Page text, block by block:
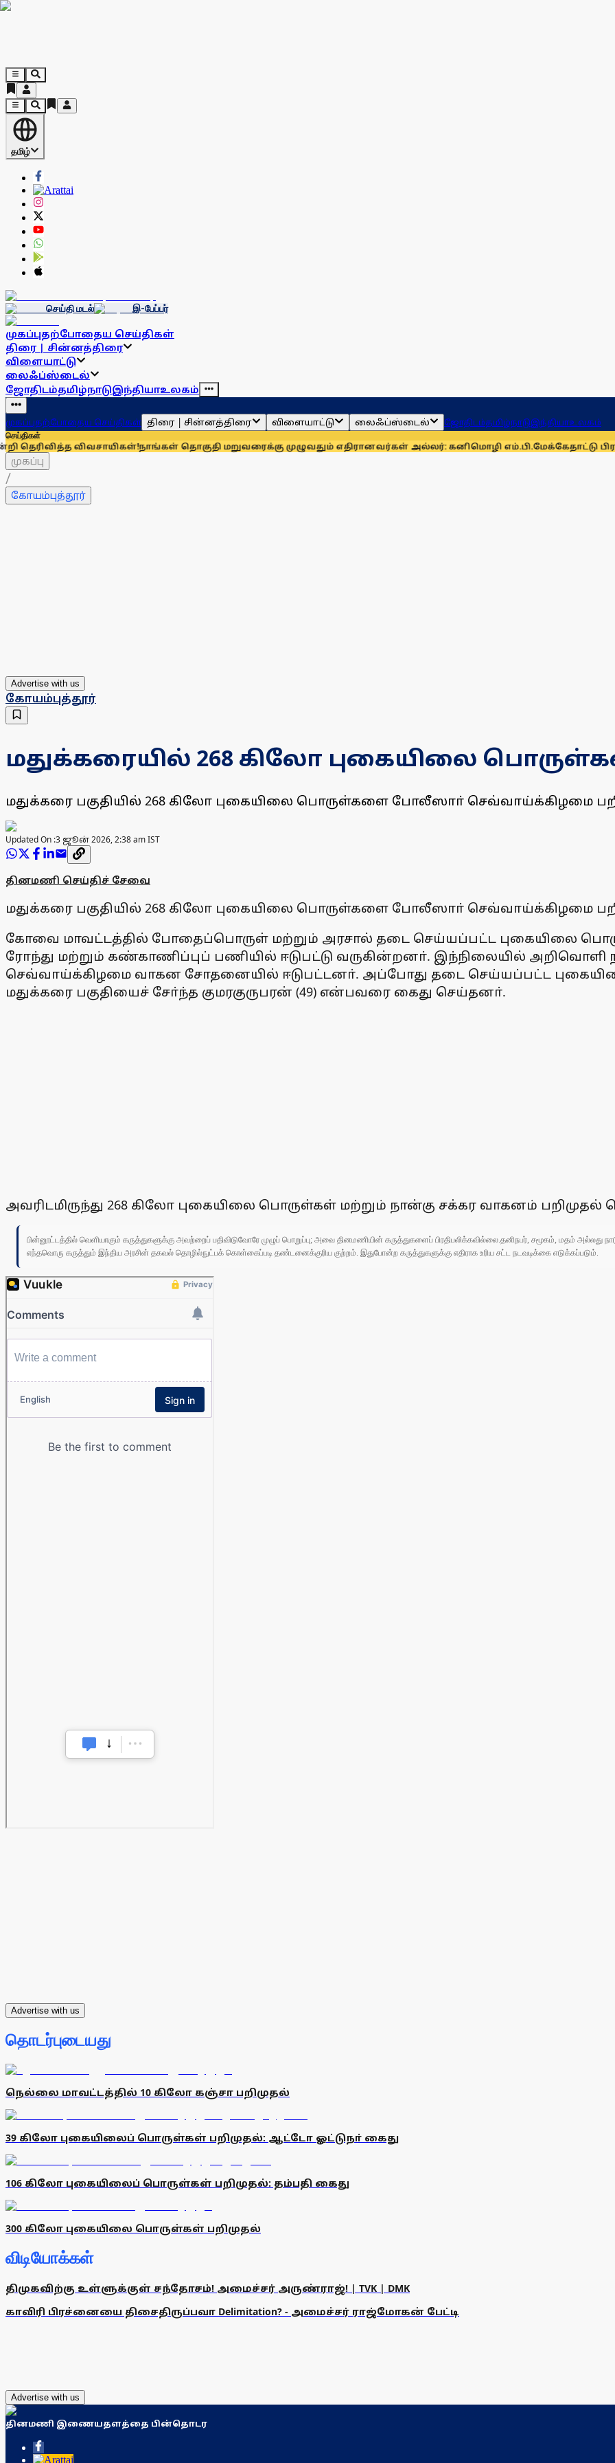
தமிழ்
செய்தி மடல் இ-பேப்பர்
முகப்புதற்போதைய செய்திகள்
திரை | சின்னத்திரை
விளையாட்டு
லைஃப்ஸ்டைல்
ஜோதிடம்தமிழ்நாடுஇந்தியாஉலகம்
முகப்புதற்போதைய செய்திகள் திரை | சின்னத்திரை விளையாட்டு லைஃப்ஸ்டைல் ஜோதிடம்தமிழ்நாடுஇந்தியாஉலகம்
செய்திகள்
விவசாயிகள்!நாங்கள் தொகுதி மறுவரைக்கு முழுவதும் எதிரானவர்கள் அல்லர்: கனிமொழி எம்.பி.மேக்கேதாட்டு பிரச்னையை
முகப்பு
/
கோயம்புத்தூர்
Advertise with us
கோயம்புத்தூர்
மதுக்கரையில் 268 கிலோ புகையிலை
மதுக்கரை பகுதியில் 268 கிலோ புகையிலை பொருள்களை போலீஸாா் செவ்வாய்க்கிழமை
Updated On :3 ஜூன் 2026, 2:38 am IST
தினமணி செய்திச் சேவை
மதுக்கரை பகுதியில் 268 கிலோ புகையிலை பொருள்களை போலீஸாா் செவ்வாய்க்கிழமை
கோவை மாவட்டத்தில் போதைப்பொருள் மற்றும் அரசால் தடை செய்யப்பட்ட புகையிலை
ரோந்து மற்றும் கண்காணிப்புப் பணியில் ஈடுபட்டு வருகின்றனா். இந்நிலையில் அறிவொளி
செவ்வாய்க்கிழமை வாகன சோதனையில் ஈடுபட்டனா். அப்போது தடை செய்யப்பட்ட
மதுக்கரை பகுதியைச் சோ்ந்த குமரகுருபரன் (49) என்பவரை கைது செய்தனா்.
அவரிடமிருந்து 268 கிலோ புகையிலை பொருள்கள் மற்றும் நான்கு சக்கர வாகனம் பறிமுதல்
பின்னூட்டத்தில் வெளியாகும் கருத்துகளுக்கு அவற்றைப் பதிவிடுவோரே முழுப் பொறுப்பு; அவை தினமணியின் கருத்துகளைப் பிரதிபலிக்கவில்லை.தனிநபர், சமூகம், மதம் அல்லது
எந்தவொரு கருத்தும் இந்திய அரசின் தகவல் தொழில்நுட்பக் கொள்கைப்படி தண்டனைக்குரிய குற்றம். இதுபோன்ற கருத்துகளுக்கு எதிராக உரிய சட்ட நடவடிக்கை எடுக்கப்படும்.
Advertise with us
தொடர்புடையது
நெல்லை மாவட்டத்தில் 10 கிலோ கஞ்சா பறிமுதல்
39 கிலோ புகையிலைப் பொருள்கள் பறிமுதல்: ஆட்டோ ஓட்டுநா் கைது
106 கிலோ புகையிலைப் பொருள்கள் பறிமுதல்: தம்பதி கைது
300 கிலோ புகையிலை பொருள்கள் பறிமுதல்
விடியோக்கள்
திமுகவிற்கு உள்ளுக்குள் சந்தோசம்! அமைச்சர் அருண்ராஜ்! | TVK | DMK
காவிரி பிரச்னையை திசைதிருப்பவா Delimitation? - அமைச்சர் ராஜ்மோகன் பேட்டி
Advertise with us
தினமணி இணையதளத்தை பின்தொடர